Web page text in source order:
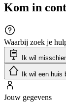
Kom in
Waarbij zoek je
Ik wil
Ik wil een huis
Jouw gegevens